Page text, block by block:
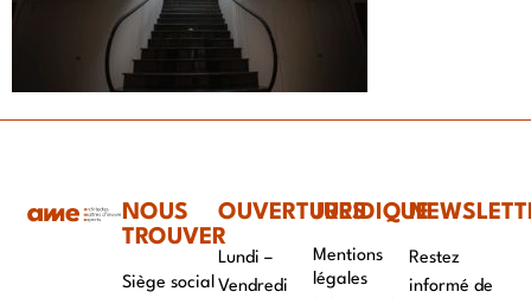
NOUS
TROUVER
Siège social
OUVERTURES
Lundi –
Vendredi
JURIDIQUE
Mentions
légales
Restez
informé de